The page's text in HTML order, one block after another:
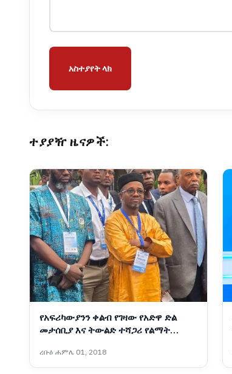
አስተያየት ላክ
ተያያዥ ዜናዎች:
የአፍሪካውያንን ቀልብ የገዛው የአድዋ ድል
መታሰቢያ እና ትውልድ ተሻጋሪ የልማት
ረቡዕ ሐምሌ 01, 2018